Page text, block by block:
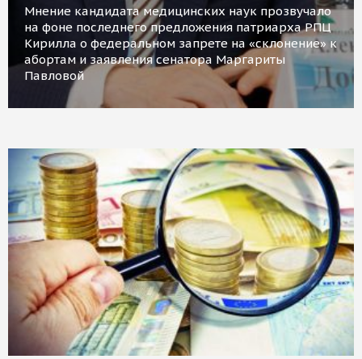
Мнение кандидата медицинских наук прозвучало
на фоне последнего предложения патриарха РПЦ
Кирилла о федеральном запрете на «склонение» к
абортам и заявления сенатора Маргариты
Павловой